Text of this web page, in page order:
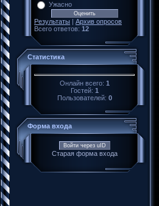
Ужасно
Результаты | Архив опросов
Всего ответов: 12
Статистика
Онлайн всего: 1
Гостей: 1
Пользователей: 0
Форма входа
Войти через uID
Старая форма входа